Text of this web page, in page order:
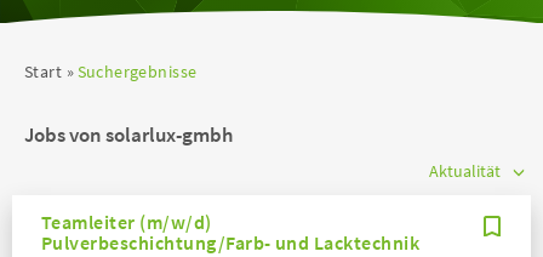
Start Suchergebnisse
Jobs von solarlux-gmbh
Teamleiter (m/w/d)
Pulverbeschichtung/Farb- und Lacktechnik